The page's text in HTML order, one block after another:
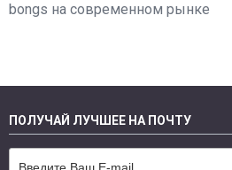
bongs на современном рынке
ПОЛУЧАЙ ЛУЧШЕЕ НА ПОЧТУ